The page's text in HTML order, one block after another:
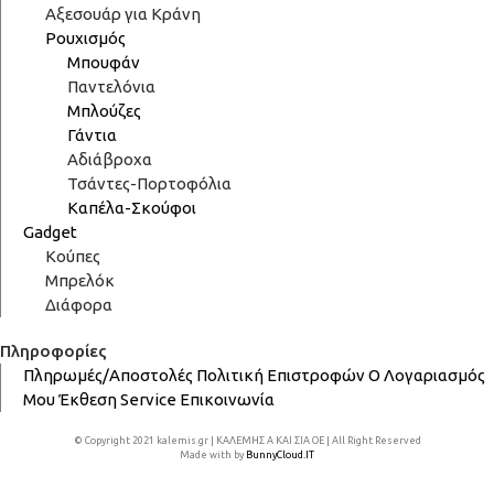
Αξεσουάρ για Κράνη
Ρουχισμός
Μπουφάν
Παντελόνια
Μπλούζες
Γάντια
Αδιάβροχα
Τσάντες-Πορτοφόλια
Καπέλα-Σκούφοι
Gadget
Κούπες
Μπρελόκ
Διάφορα
Πληροφορίες
Πληρωμές/Αποστολές Πολιτική ΕπιστροφώνΟ Λογαριασμός
ΜουΈκθεσηService Επικοινωνία
© Copyright 2021 kalemis.gr | ΚΑΛΕΜΗΣ Α ΚΑΙ ΣΙΑ ΟΕ | All Right Reserved
Made with by BunnyCloud.IT